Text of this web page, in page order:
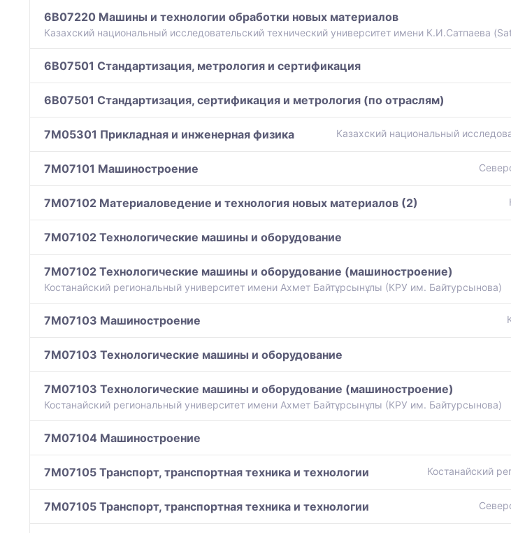
6B07220 Машины и технологии обработки новых материалов
Казахский национальный исследовательский технический университет имени К.И.Сатпаева
6B07501 Стандартизация, метрология и сертификация
6B07501 Стандартизация, сертификация и метрология (по отраслям)
7M05301 Прикладная и инженерная физика Казахский национальный
7M07101 Машиностроение
7M07102 Материаловедение и технология новых материалов (2)
7M07102 Технологические машины и оборудование
7M07102 Технологические машины и оборудование (машиностроение)
Костанайский региональный университет имени Ахмет Байтұрсынұлы (КРУ им. Байтурсынова)
7M07103 Машиностроение
7M07103 Технологические машины и оборудование
7M07103 Технологические машины и оборудование (машиностроение)
Костанайский региональный университет имени Ахмет Байтұрсынұлы (КРУ им. Байтурсынова)
7M07104 Машиностроение
7M07105 Транспорт, транспортная техника и технологии Костанайский
7M07105 Транспорт, транспортная техника и технологии